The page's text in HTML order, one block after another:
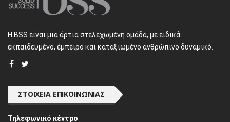
H BSS είναι μια άρτια στελεχωμένη ομάδα, με ειδικά
εκπαιδευμένο, έμπειρο και καταξιωμένο ανθρώπινο δυναμικό.
ΣΤΟΙΧΕΊΑ ΕΠΙΚΟΙΝΩΝΊΑΣ
Τηλεφωνικό κέντρο